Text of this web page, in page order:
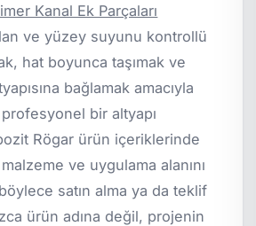
Kanal Ek Parçaları
ve yüzey suyunu kontrollü
hat boyunca taşımak ve
bağlamak amacıyla
bir altyapı
Rögar ürün içeriklerinde
ve uygulama alanını
satın alma ya da teklif
ürün adına değil, projenin